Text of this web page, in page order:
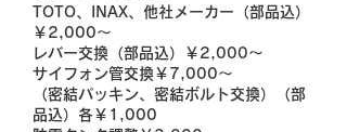
TOTO、INAX、他社メーカー（部品込）
￥2,000～
レバー交換（部品込）￥2,000～
サイフォン管交換￥7,000～
（密結パッキン、密結ボルト交換）（部
品込）各￥1,000